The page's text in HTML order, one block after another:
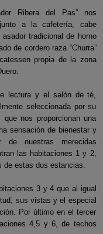
Ribera del Pas” nos
a la cafetería, cabe
tradicional de horno
de cordero raza “Churra”
propia de la zona
lectura y el salón de té,
seleccionada por su
nos proporcionan una
sensación de bienestar y
de nuestras merecidas
las habitaciones 1 y 2,
de estas dos estancias.
3 y 4 que al igual
sus vistas y el especial
Por último en el tercer
4,5 y 6, de techos